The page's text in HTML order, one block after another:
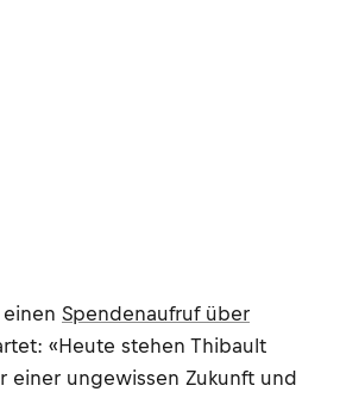
Spendenaufruf über
«Heute stehen Thibault
einer ungewissen Zukunft und